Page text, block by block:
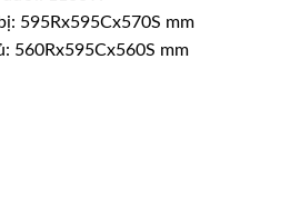
595Rx595Cx570S mm
560Rx595Cx560S mm